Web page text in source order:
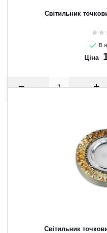
Світильник
В
Ціна
Світильник